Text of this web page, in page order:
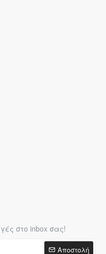
στο inbox σας!
Αποστολή